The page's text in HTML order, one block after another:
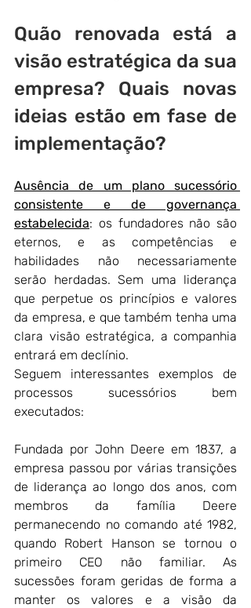
Quão renovada está a
visão estratégica da sua
empresa? Quais novas
ideias estão em fase de
implementação?
Ausência de um plano sucessório
consistente e de governança
estabelecida: os fundadores não são
eternos, e as competências e
habilidades não necessariamente
serão herdadas. Sem uma liderança
que perpetue os princípios e valores
da empresa, e que também tenha uma
clara visão estratégica, a companhia
entrará em declínio.
Seguem interessantes exemplos de
processos sucessórios bem
executados:
Fundada por John Deere em 1837, a
empresa passou por várias transições
de liderança ao longo dos anos, com
membros da família Deere
permanecendo no comando até 1982,
quando Robert Hanson se tornou o
primeiro CEO não familiar. As
sucessões foram geridas de forma a
manter os valores e a visão da